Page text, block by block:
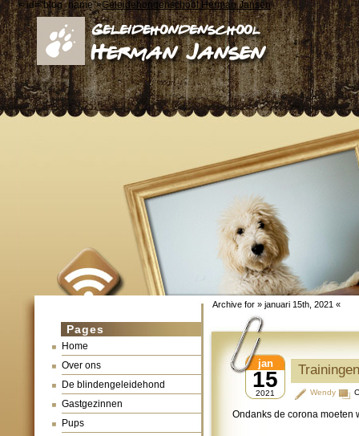
< id="blog_name">Geleidehondenschool Herman Jansen
Pages
Home
Over ons
De blindengeleidehond
Gastgezinnen
Pups
Archive for » januari 15th, 2021 «
15
jan
2021 Wendy
Ondanks de corona moeten